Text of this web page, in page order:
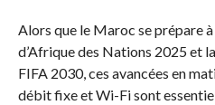
Alors que le Maroc se prépare
d’Afrique des Nations 2025 et
FIFA 2030, ces avancées en
débit fixe et Wi-Fi sont